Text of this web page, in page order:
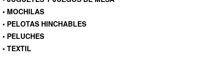
• MOCHILAS
• PELOTAS HINCHABLES
• PELUCHES
• TEXTIL